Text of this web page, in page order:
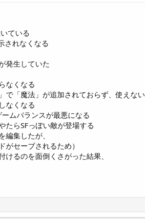
ている
されなくなる
発生していた
なくなる
「魔法」が追加されておらず、使えない
なくなる
ムバランスが最悪になる
たらSFっぽい敵が登場する
集したが、
セーブされるため）
るのを面倒くさがった結果、